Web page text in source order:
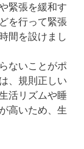
緊張を緩和す
を行って緊張
間を設けまし
ないことがポ
、規則正しい
活リズムや睡
高いため、生